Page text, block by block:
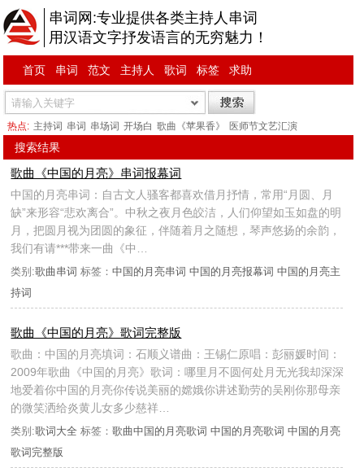
串词网:专业提供各类主持人串词
用汉语文字抒发语言的无穷魅力！
首页 串词 范文 主持人 歌词 标签 求助
热点: 主持词 串词 串场词 开场白 歌曲《苹果香》 医师节文艺汇演
搜索结果
歌曲《中国的月亮》串词报幕词
中国的月亮串词：自古文人骚客都喜欢借月抒情，常用“月圆、月
缺”来形容“悲欢离合”。中秋之夜月色皎洁，人们仰望如玉如盘的明
月，把圆月视为团圆的象征，伴随着月之随想，琴声悠扬的余韵，
我们有请***带来一曲《中…
类别:歌曲串词 标签：中国的月亮串词 中国的月亮报幕词 中国的月亮主
持词
歌曲《中国的月亮》歌词完整版
歌曲：中国的月亮填词：石顺义谱曲：王锡仁原唱：彭丽媛时间：
2009年歌曲《中国的月亮》歌词：哪里月不圆何处月无光我却深深
地爱着你中国的月亮你传说美丽的嫦娥你讲述勤劳的吴刚你那母亲
的微笑洒给炎黄儿女多少慈祥…
类别:歌词大全 标签：歌曲中国的月亮歌词 中国的月亮歌词 中国的月亮
歌词完整版